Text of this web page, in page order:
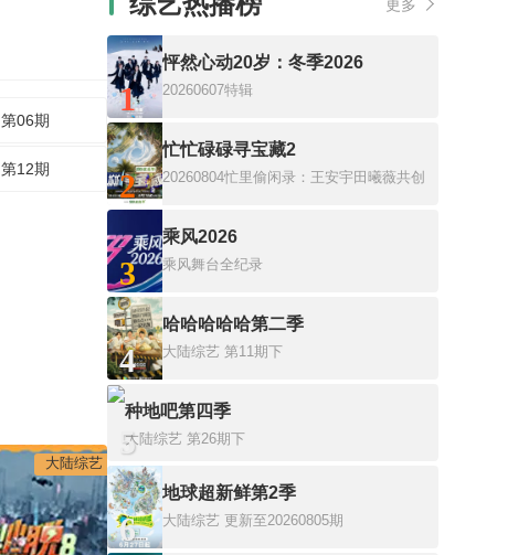
第06期
第12期
大陆综艺
更多
1
怦然心动20岁：冬季2026
20260607特辑
2
忙忙碌碌寻宝藏2
20260804忙里偷闲录：王安宇田曦薇共创
3
乘风2026
乘风舞台全纪录
4
哈哈哈哈哈第二季
大陆综艺 第11期下
5
种地吧第四季
大陆综艺 第26期下
6
地球超新鲜第2季
大陆综艺 更新至20260805期